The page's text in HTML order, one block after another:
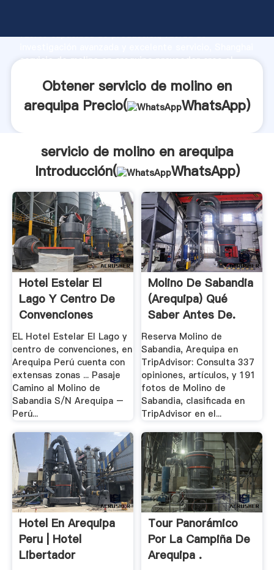
fuerte capacidad de producción, fuerza de
servicio de molino en arequipa proveedor crea el
Obtener servicio de molino en
arequipa Precio(
WhatsApp)
servicio de molino en arequipa
Introducción(
WhatsApp)
Hotel Estelar El
Lago Y Centro De
Convenciones
Hoteles.
EL Hotel Estelar El Lago y
centro de convenciones, en
Arequipa Perú cuenta con
extensas zonas ... Pasaje
Camino al Molino de
Sabandia S/N Arequipa –
Perú...
Molino De Sabandia
(Arequipa) Qué
Saber Antes De.
Reserva Molino de
Sabandia, Arequipa en
TripAdvisor: Consulta 337
opiniones, artículos, y 191
fotos de Molino de
Sabandia, clasificada en
TripAdvisor en el...
Hotel En Arequipa
Peru | Hotel
Libertador
Tour Panorámico
Por La Campiña De
Arequipa .